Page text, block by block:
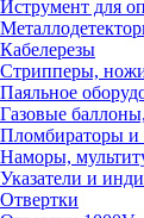
Иструмент для
Кабелерезы
Стрипперы,
Паяльное
Газовые
Пломбираторы
Наморы,
Указатели и
Отвертки